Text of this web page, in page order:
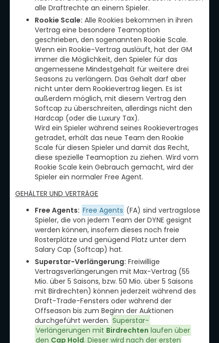
alle Draftrechte an einem Spieler.
Rookie Scale: Alle Rookies bekommen in ihren
Vertrag eine besondere Teamoption
geschrieben, den sogenannten Rookie Scale.
Wenn ein Rookie-Vertrag ausläuft, hat der GM
immer die Möglichkeit, den Spieler für das
angemessene Mindestgehalt für weitere drei
Seasons zu verlängern. Das Gehalt darf aber
nicht unter dem Rookievertrag liegen. Es ist
außerdem möglich, mit diesem Vertrag den
Softcap zu überschreiten, allerdings nicht den
Hardcap (oder die Luxury Tax).
Wird ein Spieler während seines Rookievertrages
getradet, erhält das neue Team den Rookie
Scale für diesen Spieler und damit das Recht,
diese spezielle Teamoption zu ziehen. Wird vom
Rookie Scale kein Gebrauch gemacht, wird der
Spieler ein normaler Free Agent.
GEHÄLTER UND VERTRÄGE
Free Agents: Free Agents (FA) sind vertragslose
Spieler, die von jedem Team der DYNE gesignt
werden können, insofern dieses noch freie
Rosterplätze und genügend Platz unter dem
Salary Cap (Softcap) hat.
Superstar-Verlängerung: Freiwillige
Vertragsverlängerungen mit Max-Vertrag (55
Mio. über 5 Saisons, bzw. 50 Mio. über 5 Saisons
mit Birdrechten) können jederzeit während des
Draft-Trade-Fensters oder während der
Offseason bis zum Beginn der Auktionen
durchgeführt werden. Superstar-
Verlängerungen mit Birdrechten laufen über
den Cap Hold. Dieser wird nach der ersten